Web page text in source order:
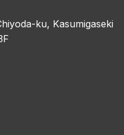
ku, Kasumigaseki